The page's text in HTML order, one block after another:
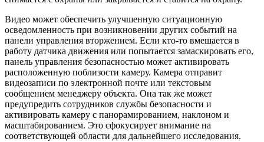
Видео может обеспечить улучшенную ситуационную
осведомленность при возникновении других событий на
панели управления вторжением. Если кто-то вмешается в
работу датчика движения или попытается замаскировать его,
панель управления безопасностью может активировать
расположенную поблизости камеру. Камера отправит
видеозаписи по электронной почте или текстовым
сообщением менеджеру объекта. Она так же может
предупредить сотрудников службы безопасности и
активировать камеру с панорамированием, наклоном и
масштабированием. Это сфокусирует внимание на
соответствующей области для дальнейшего исследования.